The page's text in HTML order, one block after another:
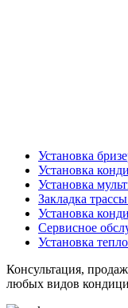
Установка
Установка
Установка
Закладка
Установка
Сервисное
Установка
Консультация,
любых видов